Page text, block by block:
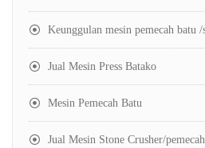
Keunggulan mesin pemecah batu /
Jual Mesin Press Batako
Mesin Pemecah Batu
Jual Mesin Stone Crusher/